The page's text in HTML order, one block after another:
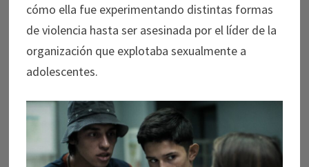
cómo ella fue experimentando distintas formas
de violencia hasta ser asesinada por el líder de la
organización que explotaba sexualmente a
adolescentes.